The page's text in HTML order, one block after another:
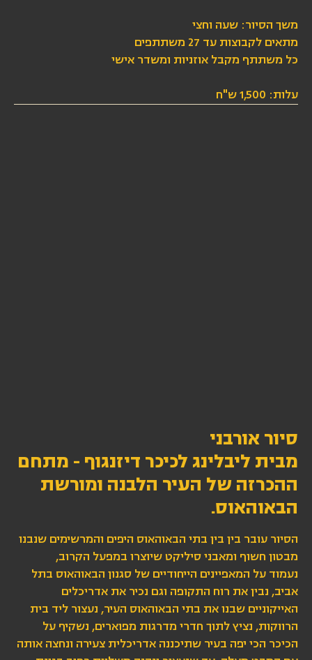
משך הסיור: שעה וחצי
מתאים לקבוצות עד 27 משתתפים
כל משתתף מקבל אוזניות ומשדר אישי
עלות: 1,500 ש"ח
סיור אורבני
מבית ליבלינג לכיכר דיזנגוף - מתחם
ההכרזה של העיר הלבנה ומורשת
הבאוהאוס.
הסיור עובר בין בין בתי הבאוהאוס היפים והמרשימים שנבנו
מבטון חשוף ומאבני סיליקט שיוצרו במפעל הקרוב,
נעמוד על המאפיינים הייחודיים של סגנון הבאוהאוס בתל
אביב, נבין את רוח התקופה וגם נכיר את אדריכלים
האייקוניים שבנו את בתי הבאוהאוס העיר, נעצור ליד בית
הרווקות, נציץ לתוך חדרי מדרגות מפוארים, נשקיף על
הכיכר הכי יפה בעיר שתיכננה אדריכלית צעירה ונחצה אותה